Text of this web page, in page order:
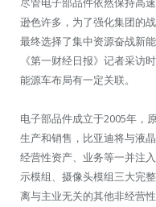
逊色许多，为了强化集团的
最终选择了集中资源奋战新
《第一财经日报》记者采访
能源车布局有一定关联。
电子部品件成立于2005年，
生产和销售，比亚迪将与液
经营性资产、业务等一并注
示模组、摄像头模组三大完
离与主业无关的其他非经营